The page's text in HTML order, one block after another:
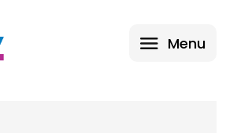
Menu